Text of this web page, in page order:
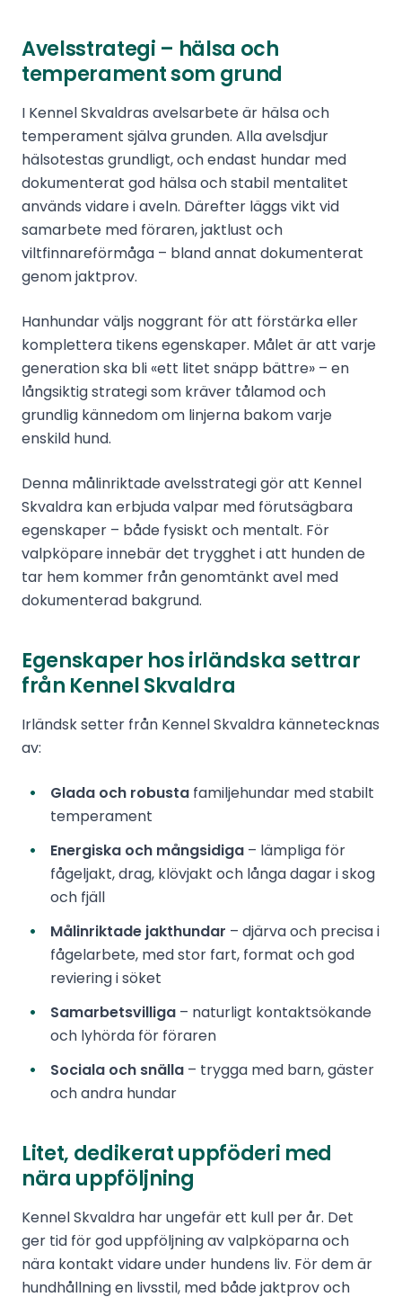
Avelsstrategi – hälsa och
temperament som grund
I Kennel Skvaldras avelsarbete är hälsa och
temperament själva grunden. Alla avelsdjur
hälsotestas grundligt, och endast hundar med
dokumenterat god hälsa och stabil mentalitet
används vidare i aveln. Därefter läggs vikt vid
samarbete med föraren, jaktlust och
viltfinnareförmåga – bland annat dokumenterat
genom jaktprov.
Hanhundar väljs noggrant för att förstärka eller
komplettera tikens egenskaper. Målet är att varje
generation ska bli «ett litet snäpp bättre» – en
långsiktig strategi som kräver tålamod och
grundlig kännedom om linjerna bakom varje
enskild hund.
Denna målinriktade avelsstrategi gör att Kennel
Skvaldra kan erbjuda valpar med förutsägbara
egenskaper – både fysiskt och mentalt. För
valpköpare innebär det trygghet i att hunden de
tar hem kommer från genomtänkt avel med
dokumenterad bakgrund.
Egenskaper hos irländska settrar
från Kennel Skvaldra
Irländsk setter från Kennel Skvaldra kännetecknas
av:
Glada och robusta familjehundar med stabilt
temperament
Energiska och mångsidiga – lämpliga för
fågeljakt, drag, klövjakt och långa dagar i skog
och fjäll
Målinriktade jakthundar – djärva och precisa i
fågelarbete, med stor fart, format och god
reviering i söket
Samarbetsvilliga – naturligt kontaktsökande
och lyhörda för föraren
Sociala och snälla – trygga med barn, gäster
och andra hundar
Litet, dedikerat uppföderi med
nära uppföljning
Kennel Skvaldra har ungefär ett kull per år. Det
ger tid för god uppföljning av valpköparna och
nära kontakt vidare under hundens liv. För dem är
hundhållning en livsstil, med både jaktprov och